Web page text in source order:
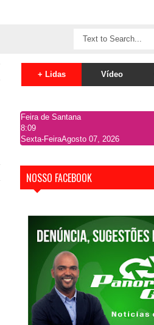
+ Lidas Vídeo
Feira de Santana
8:09
Sexta-FeiraAgosto 07, 2026
NOSSO FACEBOOK